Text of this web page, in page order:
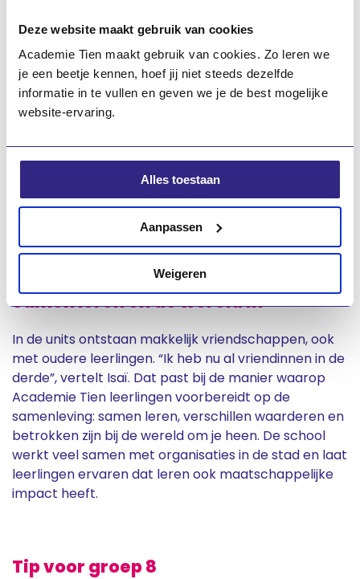
Deze website maakt gebruik van cookies
Academie Tien maakt gebruik van cookies. Zo leren we
je een beetje kennen, hoef jij niet steeds dezelfde
informatie in te vullen en geven we je de best mogelijke
website-ervaring.
Alles toestaan
Aanpassen
Weigeren
mee zit, kun je altijd naar je coach. Dat wordt serieus
genomen”, zegt Isaï. Dat maakt de school veilig en
persoonlijk.
“Je maakt werkstukken, doet
onderzoek en kiest soms zelf
hoe je iets uitwerkt,
bijvoorbeeld met een vlog.”
Samen leren en de wereld in
In de units ontstaan makkelijk vriendschappen, ook
met oudere leerlingen. “Ik heb nu al vriendinnen in de
derde”, vertelt Isaï. Dat past bij de manier waarop
Academie Tien leerlingen voorbereidt op de
samenleving: samen leren, verschillen waarderen en
betrokken zijn bij de wereld om je heen. De school
werkt veel samen met organisaties in de stad en laat
leerlingen ervaren dat leren ook maatschappelijke
impact heeft.
Tip voor groep 8